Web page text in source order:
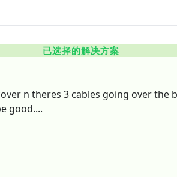
已选择的解决方案
n theres 3 cables going over
good....